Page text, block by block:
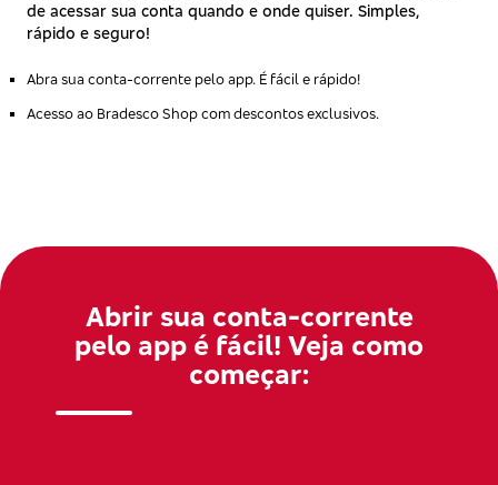
de acessar sua conta quando e onde quiser. Simples,
rápido e seguro!
Abra sua conta-corrente pelo app. É fácil e rápido!
Acesso ao Bradesco Shop com descontos exclusivos.
Abrir sua conta-corrente
pelo app é fácil! Veja como
começar: